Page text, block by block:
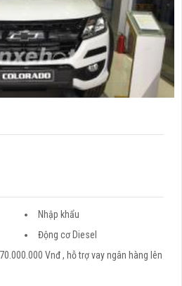
Nhập khẩu
Động cơ Diesel
Vnđ , hỗ trợ vay ngân hàng lên